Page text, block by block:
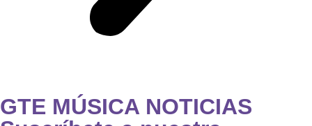
GTE MÚSICA NOTICIAS